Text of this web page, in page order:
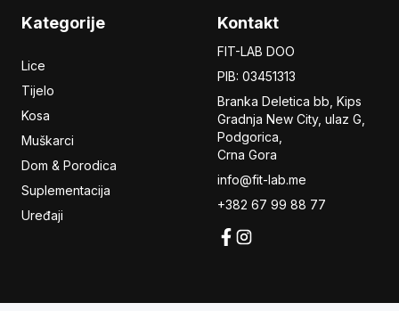
Kategorije
Lice
Tijelo
Kosa
Muškarci
Dom & Porodica
Suplementacija
Uređaji
Kontakt
FIT-LAB DOO
PIB: 03451313
Branka Deletica bb, Kips
Gradnja New City, ulaz G,
Podgorica,
Crna Gora
info@fit-lab.me
+382 67 99 88 77